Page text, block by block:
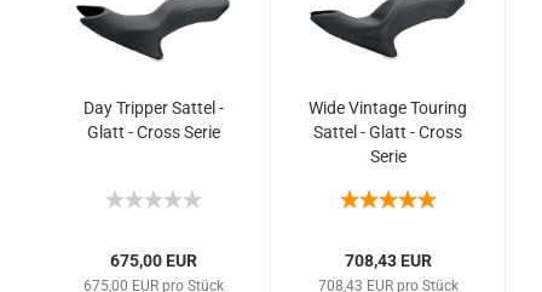
Day Tripper Sattel -
Glatt - Cross Serie
675,00 EUR
675,00 EUR pro Stück
Wide Vintage Touring
Sattel - Glatt - Cross
Serie
708,43 EUR
708,43 EUR pro Stück